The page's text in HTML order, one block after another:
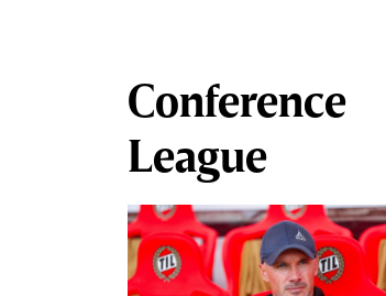
Conference
League